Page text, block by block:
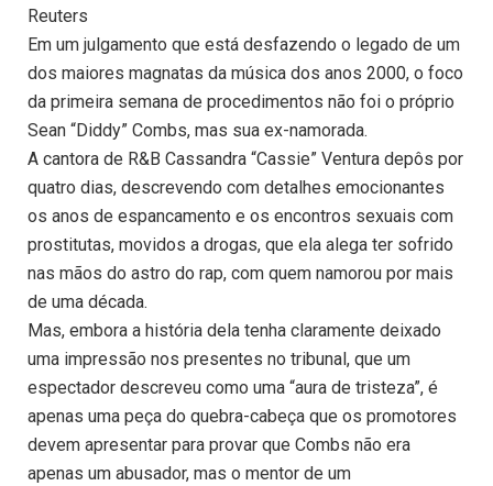
Reuters
Em um julgamento que está desfazendo o legado de um
dos maiores magnatas da música dos anos 2000, o foco
da primeira semana de procedimentos não foi o próprio
Sean “Diddy” Combs, mas sua ex-namorada.
A cantora de R&B Cassandra “Cassie” Ventura depôs por
quatro dias, descrevendo com detalhes emocionantes
os anos de espancamento e os encontros sexuais com
prostitutas, movidos a drogas, que ela alega ter sofrido
nas mãos do astro do rap, com quem namorou por mais
de uma década.
Mas, embora a história dela tenha claramente deixado
uma impressão nos presentes no tribunal, que um
espectador descreveu como uma “aura de tristeza”, é
apenas uma peça do quebra-cabeça que os promotores
devem apresentar para provar que Combs não era
apenas um abusador, mas o mentor de um